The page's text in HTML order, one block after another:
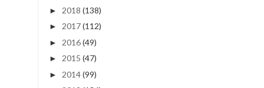
► 2018 (138)
► 2017(112)
► 2016(49)
► 2015 (47)
► 2014(99)